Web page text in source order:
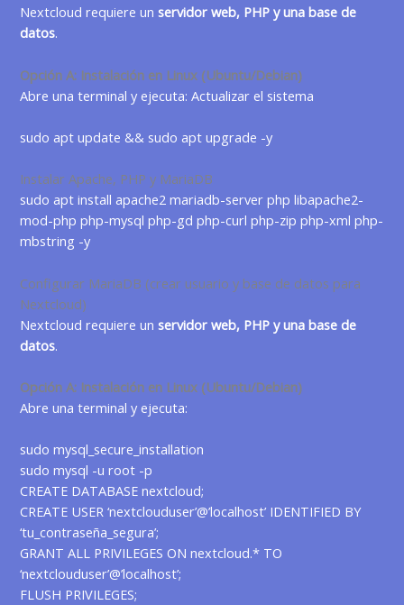
Nextcloud requiere unservidor web, PHP y una base de
datos.
Opción A: Instalación en Linux (Ubuntu/Debian)
Abre una terminal y ejecuta: Actualizar el sistema
sudo apt update && sudo apt upgrade -y
Instalar Apache, PHP y MariaDB
sudo apt install apache2 mariadb-server php libapache2-
mod-php php-mysql php-gd php-curl php-zip php-xml php-
mbstring -y
Configurar MariaDB (crear usuario y base de datos para
Nextcloud)
Nextcloud requiere unservidor web, PHP y una base de
datos.
Opción A: Instalación en Linux (Ubuntu/Debian)
Abre una terminal y ejecuta:
sudo mysql_secure_installation
sudo mysql -u root -p
CREATE DATABASE nextcloud;
CREATE USER ‘nextclouduser’@’localhost’ IDENTIFIED BY
‘tu_contraseña_segura’;
GRANT ALL PRIVILEGES ON nextcloud.* TO
‘nextclouduser’@’localhost’;
FLUSH PRIVILEGES;